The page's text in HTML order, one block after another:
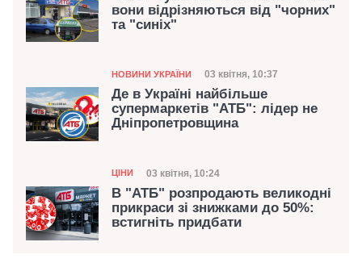
вони відрізняються від "чорних"
та "синіх"
Категорія
НОВИНИ УКРАЇНИ Дата публікації
03 квітня, 10:37
Де в Україні найбільше
супермаркетів "АТБ": лідер не
Дніпропетровщина
Категорія
ЦІНИ Дата публікації
03 квітня, 10:24
В "АТБ" розпродають великодні
прикраси зі знижками до 50%:
встигніть придбати